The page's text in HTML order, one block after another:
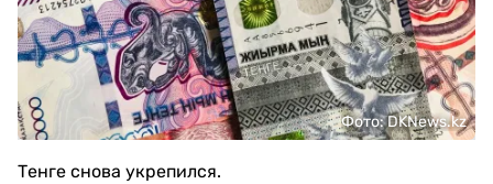
Фото: DKNews.kz
Тенге снова укрепился.